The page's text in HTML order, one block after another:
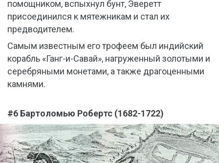
помощником, вспыхнул бунт, Эверетт
присоединился к мятежникам и стал их
предводителем.
Самым известным его трофеем был индийский
корабль «Ганг-и-Савай», нагруженный золотыми и
серебряными монетами, а также драгоценными
камнями.
#6 Бартоломью Робертс (1682-1722)